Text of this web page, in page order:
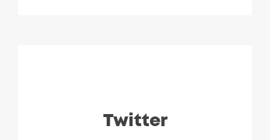
Twitter